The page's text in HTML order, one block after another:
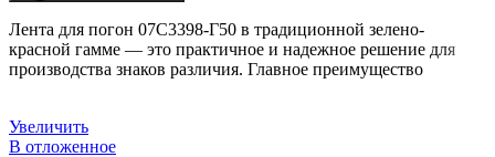
Лента для погон 07С3398-Г50 в традиционной зелено-
красной гамме — это практичное и надежное решение для
производства знаков различия. Главное преимущество
Увеличить
В отложенное